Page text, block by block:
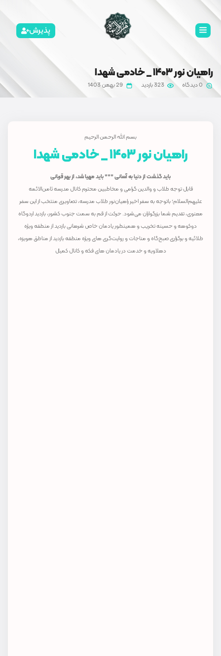
پذیرش
29 بهمن 1403
آسانی *** باید مهیا شد، از بهر قربانی
و مخاطبین محترم کانال مدرسه ثامن‌الائمه
راهیان‌نور طلاب مدرسه، تصاویری منتخب از این سفر
حرکت از قم به سمت جنوب کشور، بازدید اردوگاه
یادمان خاص شرهانی بازدید از منطقه ویژه
روایت‌گری های ویژه منطقه بازدید از مناطق هویزه،
یادمان های فکه و کانال کمیل